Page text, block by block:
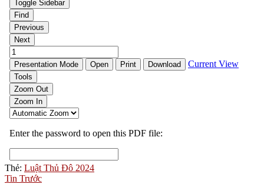
Thẻ: Luật Thủ Đô 2024
Tin Trước